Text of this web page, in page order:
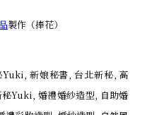
製作（捧花）